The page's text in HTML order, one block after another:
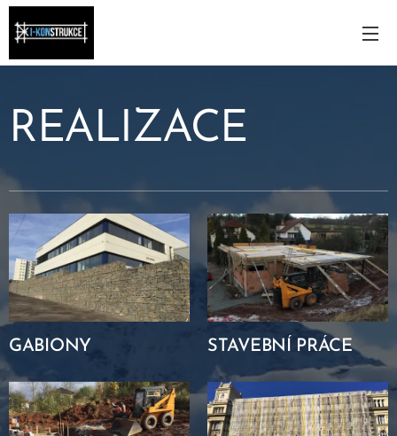
REALIZACE
GABIONY STAVEBNÍ PRÁCE